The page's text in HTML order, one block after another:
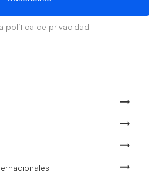
política de privacidad